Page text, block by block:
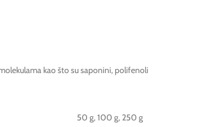
kao što su saponini, polifenoli
50 g,100 g, 250 g